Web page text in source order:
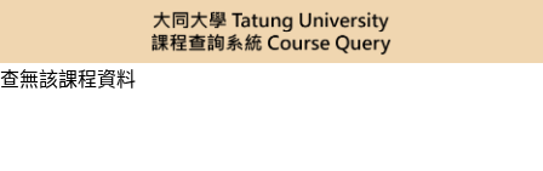
查無該課程資料